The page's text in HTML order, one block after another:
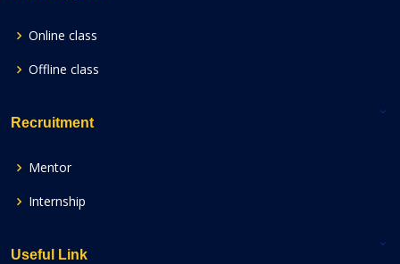
Online class
Offline class
Recruitment
Mentor
Internship
Useful Link